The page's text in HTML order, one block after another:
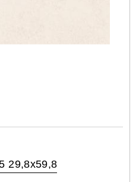
29,8x59,8